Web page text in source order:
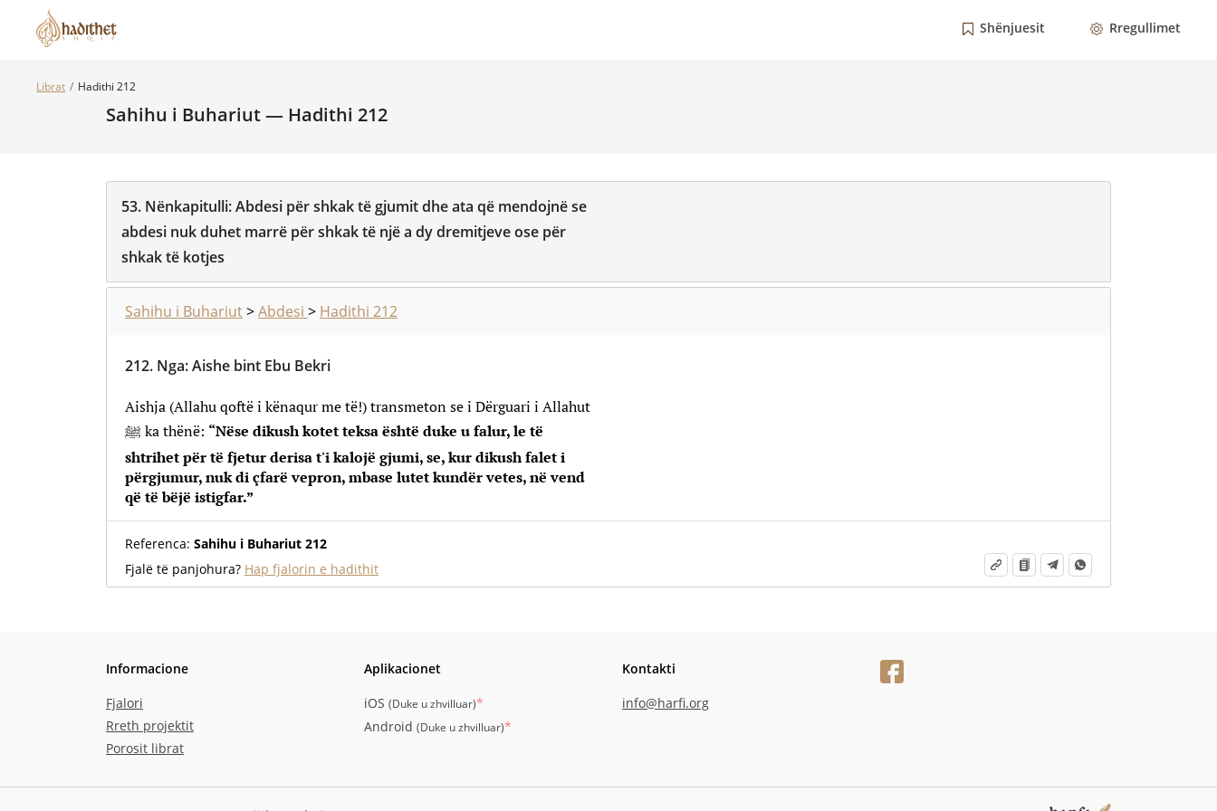
Shënjuesit Rregullimet
Librat Hadithi 212
Sahihu i Buhariut — Hadithi 212
53. Nënkapitulli:Abdesi për shkak të gjumit dhe ata që mendojnë se
abdesi nuk duhet marrë për shkak të një a dy dremitjeve ose për
shkak të kotjes
Sahihu i Buhariut>Abdesi > Hadithi 212
212. Nga:Aishe bint Ebu Bekri
Aishja (Allahu qoftë i kënaqur me të!) transmeton se i Dërguari i Allahut
ﷺ ka thënë: “Nëse dikush kotet teksa është duke u falur, le të
shtrihet për të fjeturderisa t'i kalojë gjumi, se, kur dikush falet i
përgjumur, nuk di çfarë vepron, mbase lutet kundër vetes, në vend
që të bëjë istigfar.”
Referenca: Sahihu i Buhariut 212
Fjalë të panjohura? Hap fjalorin e hadithit
Informacione
Fjalori
Rreth projektit
Porosit librat
Aplikacionet
iOS (Duke u zhvilluar)*
Android (Duke u zhvilluar)*
Kontakti
info@harfi.org